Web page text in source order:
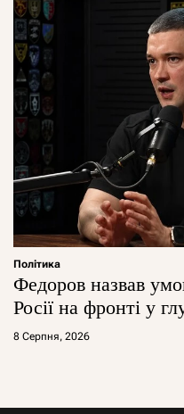
Політика
Федоров назвав
Росії на фронті у
8 Серпня, 2026